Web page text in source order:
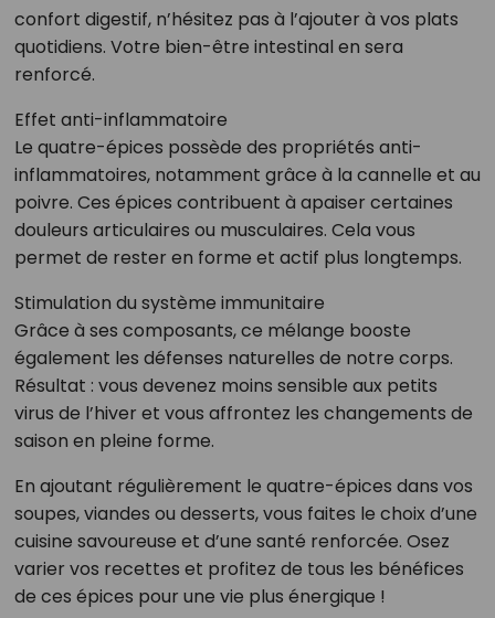
confort digestif, n’hésitez pas à l’ajouter à vos plats
quotidiens. Votre bien-être intestinal en sera
renforcé.
Effet anti-inflammatoire
Le quatre-épices possède des propriétés anti-
inflammatoires, notamment grâce à la cannelle et au
poivre. Ces épices contribuent à apaiser certaines
douleurs articulaires ou musculaires. Cela vous
permet de rester en forme et actif plus longtemps.
Stimulation du système immunitaire
Grâce à ses composants, ce mélange booste
également les défenses naturelles de notre corps.
Résultat : vous devenez moins sensible aux petits
virus de l’hiver et vous affrontez les changements de
saison en pleine forme.
En ajoutant régulièrement le quatre-épices dans vos
soupes, viandes ou desserts, vous faites le choix d’une
cuisine savoureuse et d’une santé renforcée. Osez
varier vos recettes et profitez de tous les bénéfices
de ces épices pour une vie plus énergique !